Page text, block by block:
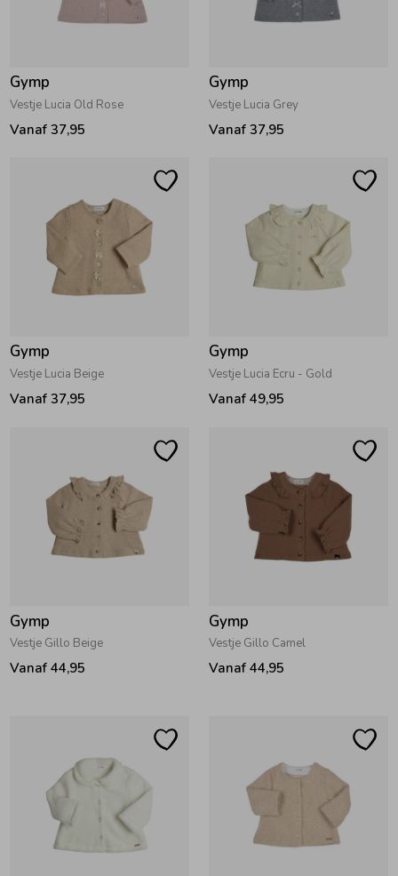
Zwemkleding
Jassen
Overhemden
Colberts & Gilets
Rompers
Regenkleding &-laarzen
Zomeraccessoires
Beenmode
Zwemkleding
Jassen
Overhemden
Jurken
Jumpsuits
Blazers & Gilets
Leggings
Rompers
Regenkleding &-laarzen
Zomeraccessoires
Cadeaubonnen
Haaraccessoires
Babyaccessoires
Verzorgingsproducten
Winteraccessoires
Winterjassen
Zomerjassen
Zwemvesten & Zwembandjes
Winterjassen
Zomerjassen
Gymp
Vestje Lucia Old Rose
Vanaf 37,95
Gymp
Vestje Lucia Grey
Vanaf 37,95
Gymp
Vestje Lucia Beige
Vanaf 37,95
Gymp
Vestje Lucia Ecru - Gold
Vanaf 49,95
Gymp
Vestje Gillo Beige
Vanaf 44,95
Gymp
Vestje Gillo Camel
Vanaf 44,95